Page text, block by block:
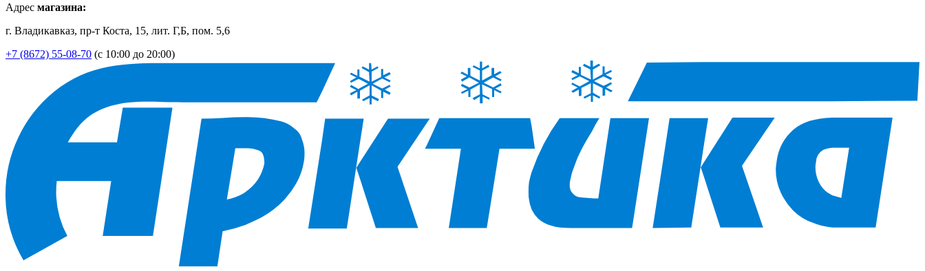
Адрес магазина:
г. Владикавказ, пр-т Коста, 15, лит. Г,Б, пом. 5,6
+7 (8672) 55-08-70 (с 10:00 до 20:00)